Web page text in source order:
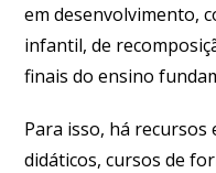
em desenvolvimento,
infantil, de
finais do ensino
Para isso, há recursos
didáticos, cursos de